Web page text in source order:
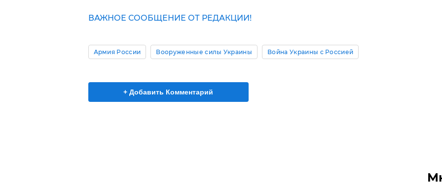
ВАЖНОЕ СООБЩЕНИЕ ОТ РЕДАКЦИИ!
Армия России Вооруженные силы Украины Война Украины с Россией
+ Добавить Комментарий